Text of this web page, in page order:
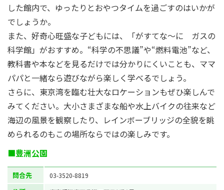
した館内で、ゆったりとおやつタイムを過ごすのはいかが
でしょうか。
また、好奇心旺盛な子どもには、「がすてな～に ガスの
科学館」がおすすめ。“科学の不思議”や“燃料電池”など、
教科書や本などを見るだけでは分かりにくいことも、ママ
パパと一緒なら遊びながら楽しく学べるでしょう。
さらに、東京湾を臨む壮大なロケーションもぜひ楽しんで
みてください。大小さまざまな船や水上バイクの往来など
海辺の風景を観察したり、レインボーブリッジの全貌を眺
められるのもこの場所ならではの楽しみです。
■豊洲公園
問合先 03-3520-8819